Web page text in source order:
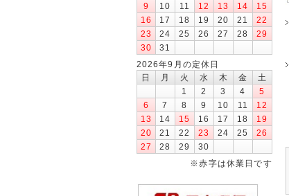
9
10 11 12 13 14
15
16
17 18 19 20 21
22
23
24 25 26 27 28
29
30
31
2026年9月の定休日
日
月 火 水 木 金
土
1
2 3 4
5
6
7 8 9 10 11
12
13
14 15 16 17 18
19
20
21 22 23 24 25
26
27
28 29
30
※赤字は休業日です